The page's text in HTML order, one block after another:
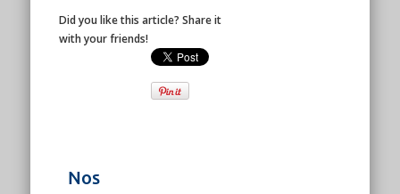
Did you like this article? Share it
with your friends!
Nos